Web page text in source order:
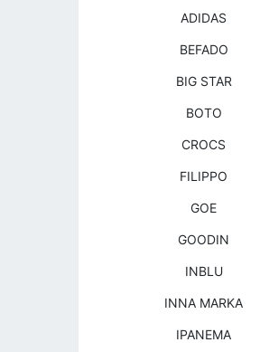
ADIDAS
BEFADO
BIG STAR
BOTO
CROCS
FILIPPO
GOE
GOODIN
INBLU
INNA MARKA
IPANEMA